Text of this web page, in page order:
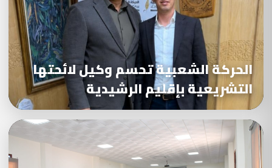
الحركة الشعبية تحسم وكيل لائحتها
التشريعية بإقليم الرشيدية